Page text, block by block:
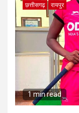
छत्तीसगढ़ रायपुर
1 min read